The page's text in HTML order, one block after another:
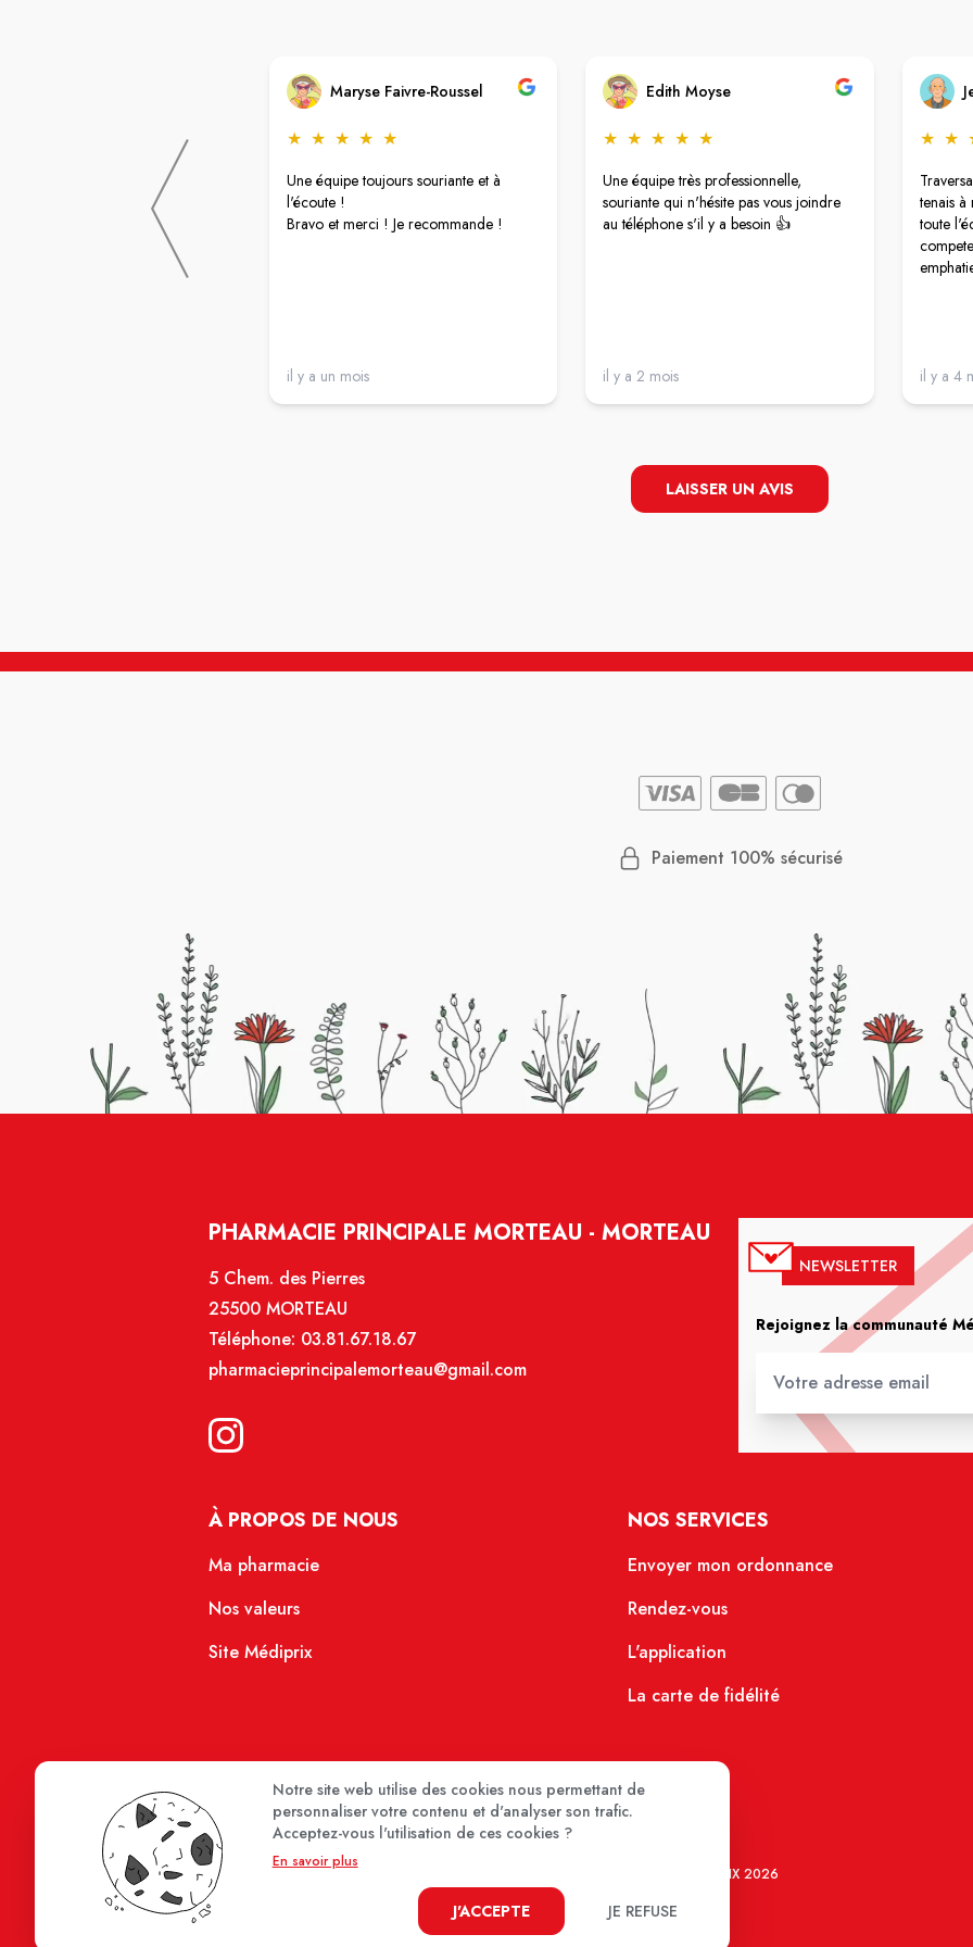
Maryse Faivre-Roussel
★ ★ ★ ★ ★
Une équipe toujours souriante et à
l'écoute !
Bravo et merci ! Je recommande !
il y a un mois
Edith Moyse
★ ★ ★ ★ ★
Une équipe très professionnelle,
souriante qui n'hésite pas vous joindre
au téléphone s'il y a besoin 👍
il y a 2 mois
★ ★
tenais à
toute
il y a 4
LAISSER UN AVIS
Paiement 100% sécurisé
PHARMACIE PRINCIPALE MORTEAU - MORTEAU
5 Chem. des Pierres
25500 MORTEAU
Téléphone: 03.81.67.18.67
pharmacieprincipalemorteau@gmail.com
NEWSLETTER
Rejoignez la communauté
À PROPOS DE NOUS
Ma pharmacie
Nos valeurs
Site Médiprix
NOS SERVICES
Envoyer mon ordonnance
Rendez-vous
L'application
La carte de fidélité
MEDIPRIX 2026
Notre site web utilise des cookies nous permettant de
personnaliser votre contenu et d'analyser son trafic.
Acceptez-vous l'utilisation de ces cookies ?
En savoir plus
J'ACCEPTE JE REFUSE